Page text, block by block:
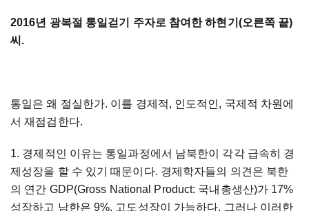
2016년 광복절 통일걷기 주자로 참여한 하현기(오른쪽 끝)
씨.
통일은 왜 절실한가. 이를 경제적, 인도적인, 국제적 차원에
서 재점검한다.
1. 경제적인 이유는 통일과정에서 남북한이 각각 급속히 경
제성장을 할 수 있기 때문이다. 경제학자들의 의견은 북한
의 연간 GDP(Gross National Product: 국내총생산)가 17%
성장하고 남한은 9%, 고도성장이 가능하다. 그러나 이러한